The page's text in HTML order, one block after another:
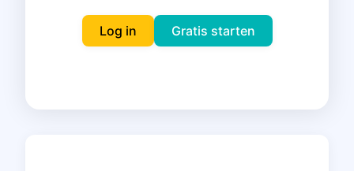
Gratis starten
Log in Gratis starten